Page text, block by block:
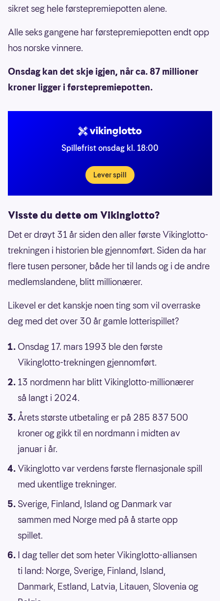
sikret seg hele førstepremiepotten alene.
Alle seks gangene har førstepremiepotten endt opp
hos norske vinnere.
Onsdag kan det skje igjen, når ca. 87 millioner
kroner ligger i førstepremiepotten.
Spillefrist onsdag kl. 18:00
Lever spill
Visste du dette om Vikinglotto?
Det er drøyt 31 år siden den aller første Vikinglotto-
trekningen i historien ble gjennomført. Siden da har
flere tusen personer, både her til lands og i de andre
medlemslandene, blitt millionærer.
Likevel er det kanskje noen ting som vil overraske
deg med det over 30 år gamle lotterispillet?
Onsdag 17. mars 1993 ble den første
Vikinglotto-trekningen gjennomført.
13 nordmenn har blitt Vikinglotto-millionærer
så langt i 2024.
Årets største utbetaling er på 285 837 500
kroner og gikk til en nordmann i midten av
januar i år.
Vikinglotto var verdens første flernasjonale spill
med ukentlige trekninger.
Sverige, Finland, Island og Danmark var
sammen med Norge med på å starte opp
spillet.
I dag teller det som heter Vikinglotto-alliansen
ti land: Norge, Sverige, Finland, Island,
Danmark, Estland, Latvia, Litauen, Slovenia og